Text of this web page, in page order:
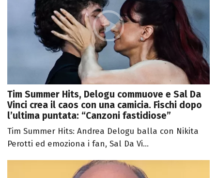
Tim Summer Hits, Delogu commuove e Sal Da
Vinci crea il caos con una camicia. Fischi dopo
l’ultima puntata: “Canzoni fastidiose”
Tim Summer Hits: Andrea Delogu balla con Nikita
Perotti ed emoziona i fan, Sal Da Vi...